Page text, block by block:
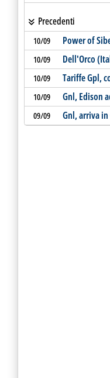
Precedenti
10/09 Power of
10/09 Dell'Orco
10/09 Tariffe Gpl,
10/09 Gnl, Edison
09/09 Gnl, arriva